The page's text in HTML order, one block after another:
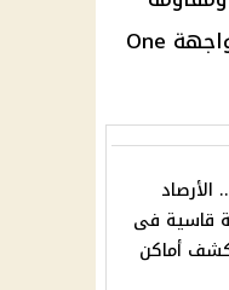
الماء والغبار بمعيار IP48، ومكبرات صوت استريو مع Dolby Atmos، وواجهة One
الأرصاد
24 ساعة قاسية فى
أماكن